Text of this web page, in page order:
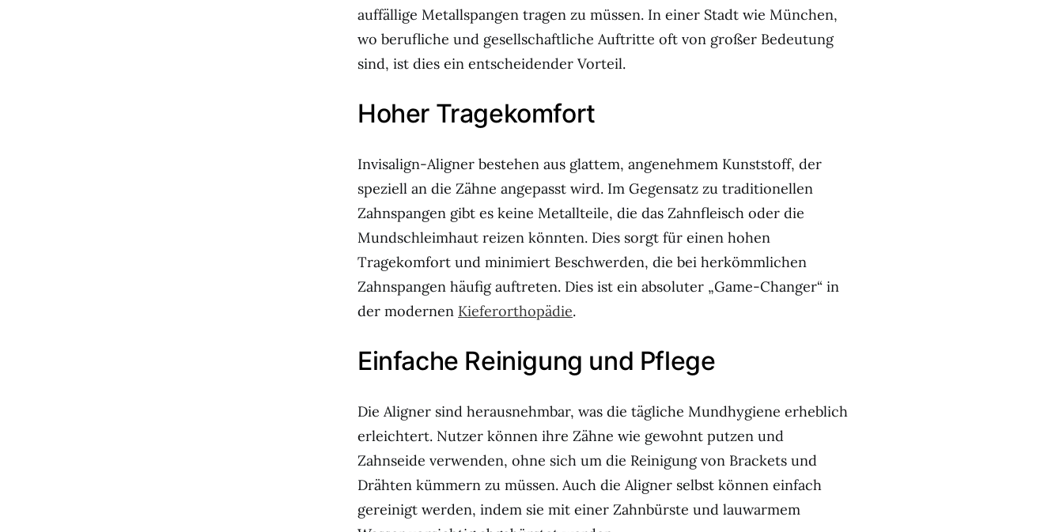
auffällige Metallspangen tragen zu müssen. In einer Stadt wie München,
wo berufliche und gesellschaftliche Auftritte oft von großer Bedeutung
sind, ist dies ein entscheidender Vorteil.
Hoher Tragekomfort
Invisalign-Aligner bestehen aus glattem, angenehmem Kunststoff, der
speziell an die Zähne angepasst wird. Im Gegensatz zu traditionellen
Zahnspangen gibt es keine Metallteile, die das Zahnfleisch oder die
Mundschleimhaut reizen könnten. Dies sorgt für einen hohen
Tragekomfort und minimiert Beschwerden, die bei herkömmlichen
Zahnspangen häufig auftreten. Dies ist ein absoluter „Game-Changer“ in
der modernen Kieferorthopädie.
Einfache Reinigung und Pflege
Die Aligner sind herausnehmbar, was die tägliche Mundhygiene erheblich
erleichtert. Nutzer können ihre Zähne wie gewohnt putzen und
Zahnseide verwenden, ohne sich um die Reinigung von Brackets und
Drähten kümmern zu müssen. Auch die Aligner selbst können einfach
gereinigt werden, indem sie mit einer Zahnbürste und lauwarmem